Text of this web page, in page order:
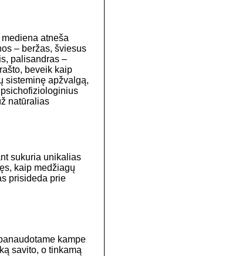
atneša
– beržas, šviesus
palisandras –
beveik kaip
sisteminę apžvalgą,
natūralias
sukuria unikalias
kaip medžiagų
prisideda prie
kampe
savito, o tinkamą